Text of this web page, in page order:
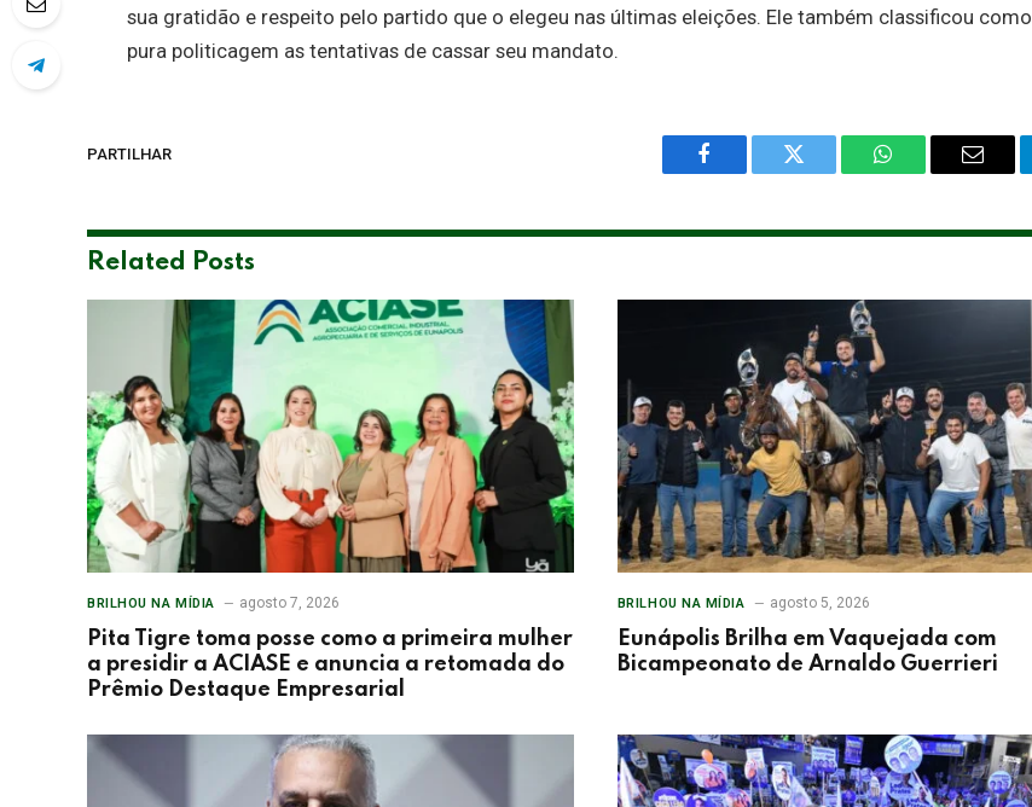
sua gratidão e respeito pelo partido que o elegeu nas últimas eleições. Ele também classificou como
pura politicagem as tentativas de cassar seu mandato.
PARTILHAR
Facebook Twitter WhatsAppEmail
Related Posts
BRILHOU NA MÍDIA agosto 7, 2026
Pita Tigre toma posse como a primeira mulher
a presidir a ACIASE e anuncia a retomada do
Prêmio Destaque Empresarial
BRILHOU NA MÍDIA agosto 5, 2026
Eunápolis Brilha em Vaquejada com
Bicampeonato de Arnaldo Guerrieri